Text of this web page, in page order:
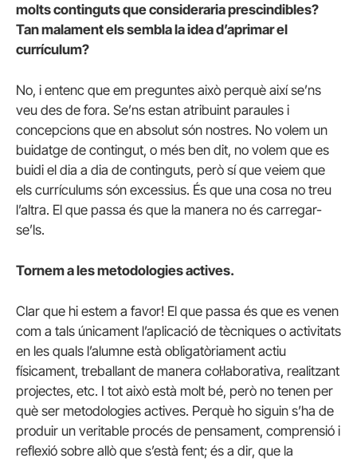
molts continguts que consideraria prescindibles?
Tan malament els sembla la idea d’aprimar el
currículum?
No, i entenc que em preguntes això perquè així se’ns
veu des de fora. Se’ns estan atribuint paraules i
concepcions que en absolut són nostres. No volem un
buidatge de contingut, o més ben dit, no volem que es
buidi el dia a dia de continguts, però sí que veiem que
els currículums són excessius. És que una cosa no treu
l’altra. El que passa és que la manera no és carregar-
se’ls.
Tornem a les metodologies actives.
Clar que hi estem a favor! El que passa és que es venen
com a tals únicament l’aplicació de tècniques o activitats
en les quals l’alumne està obligatòriament actiu
físicament, treballant de manera col·laborativa, realitzant
projectes, etc. I tot això està molt bé, però no tenen per
què ser metodologies actives. Perquè ho siguin s’ha de
produir un veritable procés de pensament, comprensió i
reflexió sobre allò que s’està fent; és a dir, que la